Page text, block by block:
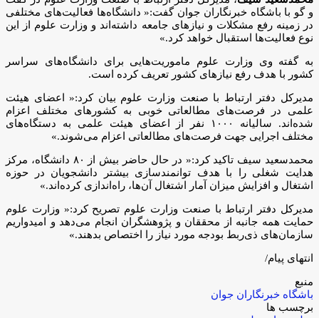
و گو با باشگاه خبرنگاران جوان گفت:« دانشگاه‌ها فعالیت‌های مختلفی
در زمینه رفع مشکلات و نیازهای جامعه داشته‌اند و وزارت علوم از این
نوع فعالیت‌ها استقبال خواهد کرد.»
به گفته وی وزارت علوم ماموریت‌هایی برای دانشگاه‌های سراسر
کشور با هدف رفع نیازهای کشور تعریف کرده است.
مدیرکل دفتر ارتباط با صنعت وزارت علوم بیان کرد:«‌ اعضای هیئت
علمی در فرصت‌های مطالعاتی خوبی به کشورهای مختلف اعزام
شده‌اند. سالیانه ۱۰۰۰ نفر از اعضای هیئت علمی به دستگاه‌های
مختلف اجرایی جهت فرصت‌های مطالعاتی اعزام می‌شوند.»
محمدسعید سیف تاکید کرد:«‌ در حال حاضر بیش از ۸۰ دانشگاه، مرکز
هدایت شغلی را با هدف توانمندسازی بیشتر دانشجویان در حوزه
اشتغال و افزایش میزان آمار اشتغال آن‌ها، راه‌اندازی کرده‌اند.»
مدیرکل دفتر ارتباط با صنعت وزارت علوم تصریح کرد:« وزارت علوم
حمایت همه جانبه از محققان و پژوهشگران انجام می‌دهد و امیدواریم
سازمان‌های ذی‌ربط بودجه مورد نیاز را اختصاص بدهند.»
انتهاى پيام/
منبع
باشگاه خبرنگاران جوان
برچسب ها